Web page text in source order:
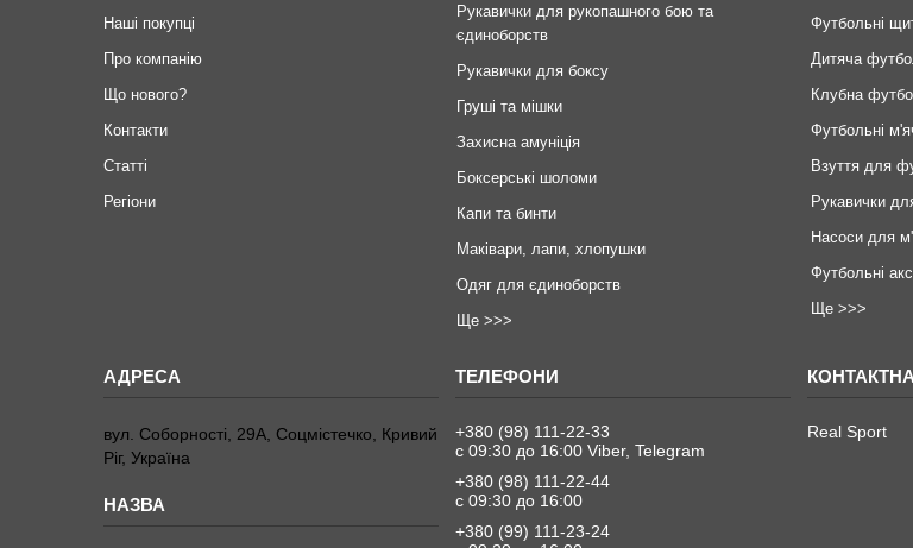
Наші покупці
Про компанію
Що нового?
Контакти
Статті
Регіони
Рукавички для рукопашного бою та
єдиноборств
Рукавички для боксу
Груші та мішки
Захисна амуніція
Боксерські шоломи
Капи та бинти
Маківари, лапи, хлопушки
Одяг для єдиноборств
Ще >>>
Футбольні
Дитяча
Клубна
Футбольні
Взуття для
Рукавички
Насоси для
Футбольні
Ще >>>
вул. Соборності, 29А, Соцмістечко, Кривий
Ріг, Україна
+380 (98) 111-22-33
с 09:30 до 16:00 Viber, Telegram
+380 (98) 111-22-44
с 09:30 до 16:00
+380 (99) 111-23-24
Real Sport